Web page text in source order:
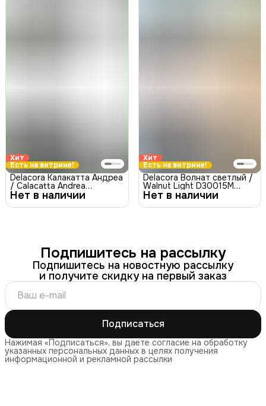
Хит
Есть на витрине!
Нет в наличии
Delacora Калакатта Андреа
/ Calacatta Andrea
D30019M Керамогранит
матовый карвинг 30x60
Хит
Есть на витрине!
Нет в наличии
Delacora Волнат светлый /
Walnut Light D30015M
Керамогранит матовый
30x60
Подпишитесь на рассылку
Подпишитесь на новостную рассылку
и получите скидку на первый заказ
Подписаться
Нажимая «Подписаться», вы даете согласие на обработку
указанных персональных данных в целях получения
информационной и рекламной рассылки